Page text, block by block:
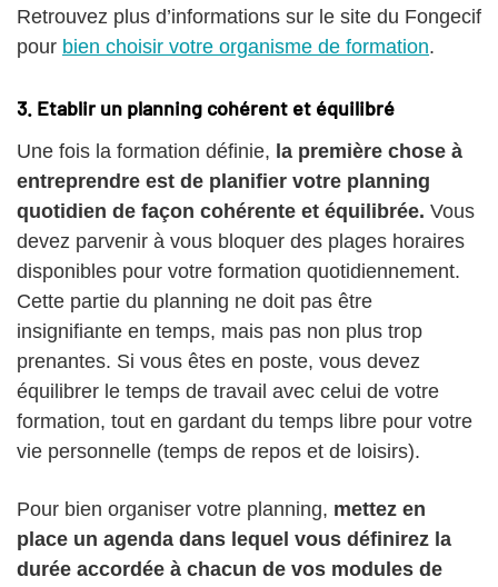
Retrouvez plus d’informations sur le site du Fongecif
pour bien choisir votre organisme de formation.
3. Etablir un planning cohérent et équilibré
Une fois la formation définie, la première chose à
entreprendre est de planifier votre planning
quotidien de façon cohérente et équilibrée. Vous
devez parvenir à vous bloquer des plages horaires
disponibles pour votre formation quotidiennement.
Cette partie du planning ne doit pas être
insignifiante en temps, mais pas non plus trop
prenantes. Si vous êtes en poste, vous devez
équilibrer le temps de travail avec celui de votre
formation, tout en gardant du temps libre pour votre
vie personnelle (temps de repos et de loisirs).
Pour bien organiser votre planning, mettez en
place un agenda dans lequel vous définirez la
durée accordée à chacun de vos modules de